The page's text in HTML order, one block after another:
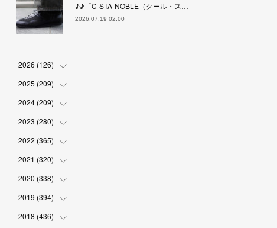
♪♪「C-STA-NOBLE（クール・ス…
2026.07.19 02:00
2026 (126)
(4)
(17
(17
(19
(17
(18
(16
(18
2025 (209)
(18
(17
(18
(17
(18
(18
(18
2024 (209)
(19
(18
(17
(16
(18
(17
2023 (280)
(19
(17
(18
(17
(18
2022 (365)
(31
(30
(30
(30
2021 (320)
(24
(24
(29
2020 (338)
(25
(26
2019 (394)
(29
2018 (436)